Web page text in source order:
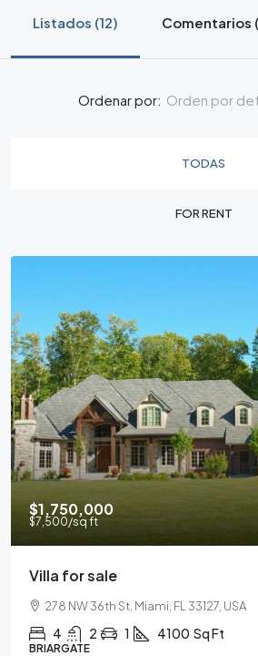
Listados (12) Comentarios
TODAS
FOR RENT
Ordenar por: Orden por
$1,750,000
$7,500/sq ft
Villa for sale
278 NW 36th St, Miami, FL 33127, USA
4 2 1 4100 Sq Ft
BRIARGATE